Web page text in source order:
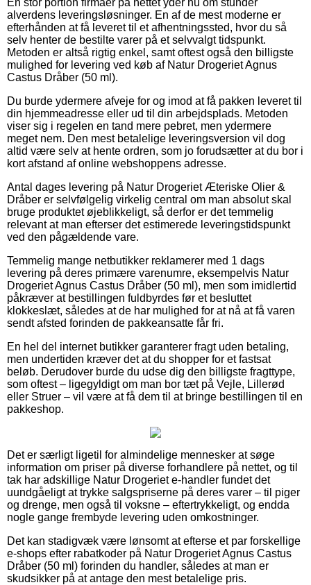
alverdens leveringsløsninger. En af de mest moderne er
efterhånden at få leveret til et afhentningssted, hvor du så
selv henter de bestilte varer på et selvvalgt tidspunkt.
Metoden er altså rigtig enkel, samt oftest også den billigste
mulighed for levering ved køb af Natur Drogeriet Agnus
Castus Dråber (50 ml).
Du burde ydermere afveje for og imod at få pakken leveret til
din hjemmeadresse eller ud til din arbejdsplads. Metoden
viser sig i regelen en tand mere pebret, men ydermere
meget nem. Den mest betalelige leveringsversion vil dog
altid være selv at hente ordren, som jo forudsætter at du bor i
kort afstand af online webshoppens adresse.
Antal dages levering på Natur Drogeriet Æteriske Olier &
Dråber er selvfølgelig virkelig central om man absolut skal
bruge produktet øjeblikkeligt, så derfor er det temmelig
relevant at man efterser det estimerede leveringstidspunkt
ved den pågældende vare.
Temmelig mange netbutikker reklamerer med 1 dags
levering på deres primære varenumre, eksempelvis Natur
Drogeriet Agnus Castus Dråber (50 ml), men som imidlertid
påkræver at bestillingen fuldbyrdes før et besluttet
klokkeslæt, således at de har mulighed for at nå at få varen
sendt afsted forinden de pakkeansatte får fri.
En hel del internet butikker garanterer fragt uden betaling,
men undertiden kræver det at du shopper for et fastsat
beløb. Derudover burde du udse dig den billigste fragttype,
som oftest – ligegyldigt om man bor tæt på Vejle, Lillerød
eller Struer – vil være at få dem til at bringe bestillingen til en
pakkeshop.
Det er særligt ligetil for almindelige mennesker at søge
information om priser på diverse forhandlere på nettet, og til
tak har adskillige Natur Drogeriet e-handler fundet det
uundgåeligt at trykke salgspriserne på deres varer – til piger
og drenge, men også til voksne – eftertrykkeligt, og endda
nogle gange frembyde levering uden omkostninger.
Det kan stadigvæk være lønsomt at efterse et par forskellige
e-shops efter rabatkoder på Natur Drogeriet Agnus Castus
Dråber (50 ml) forinden du handler, således at man er
skudsikker på at antage den mest betalelige pris.